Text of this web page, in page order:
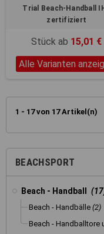
BEACHSPORT
Beach - Handball
Beach - Handbälle (2)
Beach - Handballtore
Trial Beach-Handball
zertifiziert
Stück ab 15,01 €
Alle Varianten
1 - 17 von 17 Artikel(n)